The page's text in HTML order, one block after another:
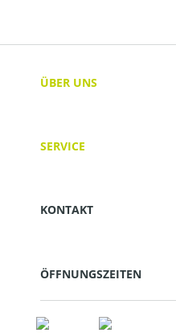
ÜBER UNS
SERVICE
KONTAKT
ÖFFNUNGSZEITEN